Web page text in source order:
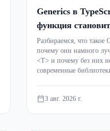
Generics в
функция
Разбираемся, что такое
почему они намного
<T> и почему без них
современные
3 авг. 2026 г.